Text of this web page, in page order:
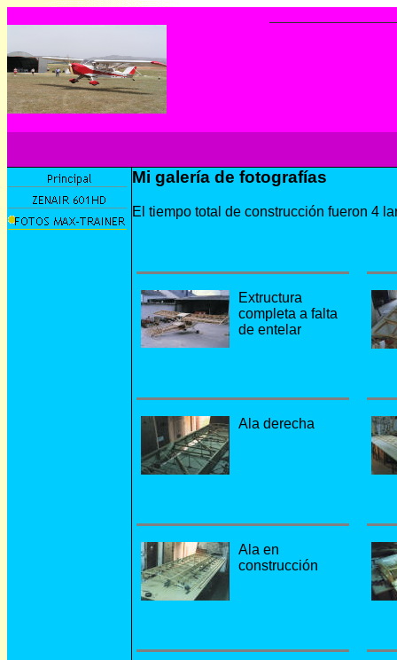
Mi galería de fotografías
El tiempo total de construcción fueron 4
Extructura
completa a falta
de entelar
Ala derecha
Ala en
construcción